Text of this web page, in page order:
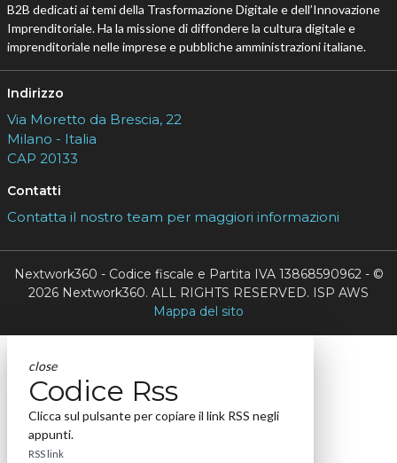
B2B dedicati ai temi della Trasformazione Digitale e dell’Innovazione
Imprenditoriale. Ha la missione di diffondere la cultura digitale e
imprenditoriale nelle imprese e pubbliche amministrazioni italiane.
Indirizzo
Via Moretto da Brescia, 22
Milano - Italia
CAP 20133
Contatti
Contatta il nostro team per maggiori informazioni
Nextwork360 - Codice fiscale e Partita IVA 13868590962 - ©
2026 Nextwork360. ALL RIGHTS RESERVED. ISP AWS
Mappa del sito
close
Codice Rss
Clicca sul pulsante per copiare il link RSS negli
appunti.
RSS link